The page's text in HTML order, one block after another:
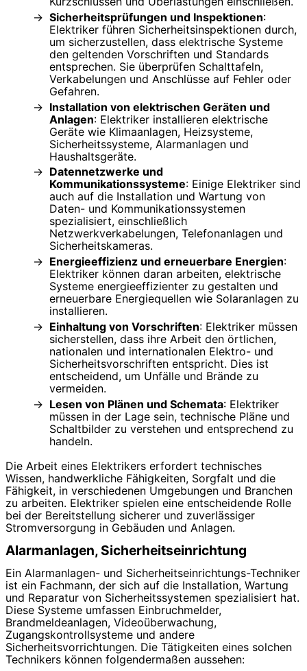
Sicherheitsprüfungen und Inspektionen:
Elektriker führen Sicherheitsinspektionen durch,
um sicherzustellen, dass elektrische Systeme
den geltenden Vorschriften und Standards
entsprechen. Sie überprüfen Schalttafeln,
Verkabelungen und Anschlüsse auf Fehler oder
Gefahren.
Installation von elektrischen Geräten und
Anlagen: Elektriker installieren elektrische
Geräte wie Klimaanlagen, Heizsysteme,
Sicherheitssysteme, Alarmanlagen und
Haushaltsgeräte.
Datennetzwerke und
Kommunikationssysteme: Einige Elektriker sind
auch auf die Installation und Wartung von
Daten- und Kommunikationssystemen
spezialisiert, einschließlich
Netzwerkverkabelungen, Telefonanlagen und
Sicherheitskameras.
Energieeffizienz und erneuerbare Energien:
Elektriker können daran arbeiten, elektrische
Systeme energieeffizienter zu gestalten und
erneuerbare Energiequellen wie Solaranlagen zu
installieren.
Einhaltung von Vorschriften: Elektriker müssen
sicherstellen, dass ihre Arbeit den örtlichen,
nationalen und internationalen Elektro- und
Sicherheitsvorschriften entspricht. Dies ist
entscheidend, um Unfälle und Brände zu
vermeiden.
Lesen von Plänen und Schemata: Elektriker
müssen in der Lage sein, technische Pläne und
Schaltbilder zu verstehen und entsprechend zu
handeln.
Die Arbeit eines Elektrikers erfordert technisches
Wissen, handwerkliche Fähigkeiten, Sorgfalt und die
Fähigkeit, in verschiedenen Umgebungen und Branchen
zu arbeiten. Elektriker spielen eine entscheidende Rolle
bei der Bereitstellung sicherer und zuverlässiger
Stromversorgung in Gebäuden und Anlagen.
Alarmanlagen, Sicherheitseinrichtung
Ein Alarmanlagen- und Sicherheitseinrichtungs-Techniker
ist ein Fachmann, der sich auf die Installation, Wartung
und Reparatur von Sicherheitssystemen spezialisiert hat.
Diese Systeme umfassen Einbruchmelder,
Brandmeldeanlagen, Videoüberwachung,
Zugangskontrollsysteme und andere
Sicherheitsvorrichtungen. Die Tätigkeiten eines solchen
Technikers können folgendermaßen aussehen: